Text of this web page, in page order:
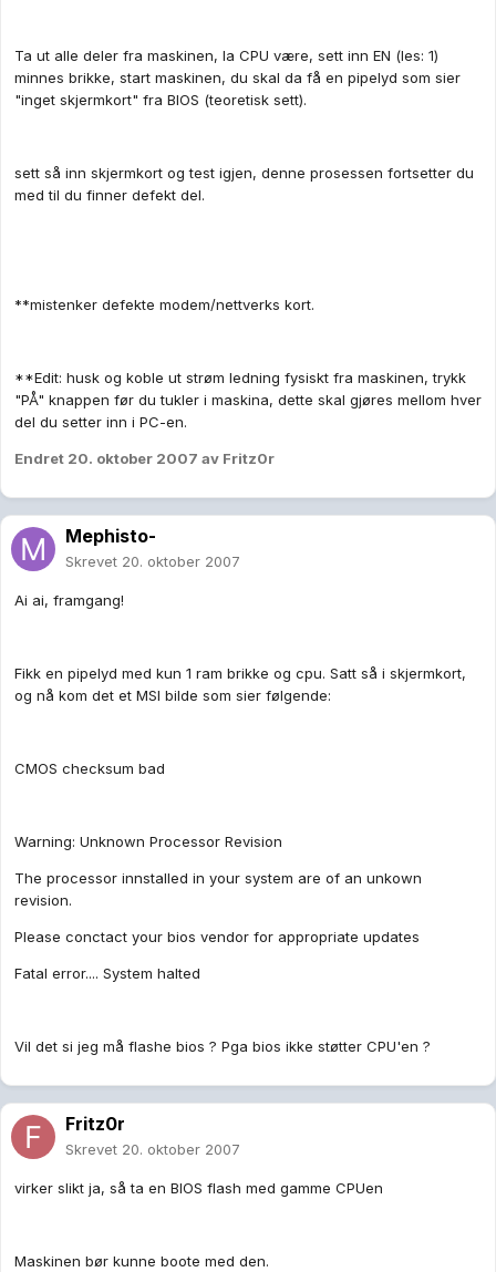
Ta ut alle deler fra maskinen, la CPU være, sett inn EN (les: 1)
minnes brikke, start maskinen, du skal da få en pipelyd som sier
"inget skjermkort" fra BIOS (teoretisk sett).
sett så inn skjermkort og test igjen, denne prosessen fortsetter du
med til du finner defekt del.
**mistenker defekte modem/nettverks kort.
**Edit: husk og koble ut strøm ledning fysiskt fra maskinen, trykk
"PÅ" knappen før du tukler i maskina, dette skal gjøres mellom hver
del du setter inn i PC-en.
Endret 20. oktober 2007 av Fritz0r
Mephisto-
Skrevet 20. oktober 2007
Ai ai, framgang!
Fikk en pipelyd med kun 1 ram brikke og cpu. Satt så i skjermkort,
og nå kom det et MSI bilde som sier følgende:
CMOS checksum bad
Warning: Unknown Processor Revision
The processor innstalled in your system are of an unkown
revision.
Please conctact your bios vendor for appropriate updates
Fatal error.... System halted
Vil det si jeg må flashe bios ? Pga bios ikke støtter CPU'en ?
Fritz0r
Skrevet 20. oktober 2007
virker slikt ja, så ta en BIOS flash med gamme CPUen
Maskinen bør kunne boote med den.